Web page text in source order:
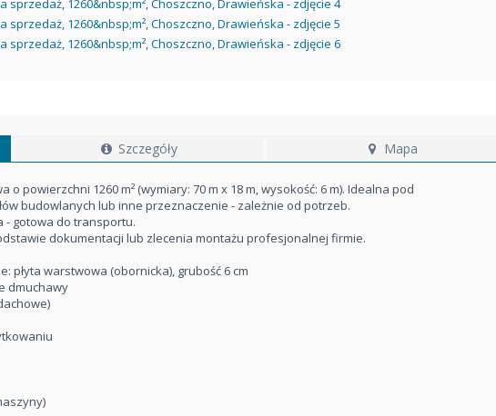
Szczegóły Mapa
powierzchni 1260 m² (wymiary: 70 m x 18 m, wysokość: 6 m). Idealna pod
budowlanych lub inne przeznaczenie - zależnie od potrzeb.
- gotowa do transportu.
dokumentacji lub zlecenia montażu profesjonalnej firmie.
płyta warstwowa (obornicka), grubość 6 cm
dmuchawy